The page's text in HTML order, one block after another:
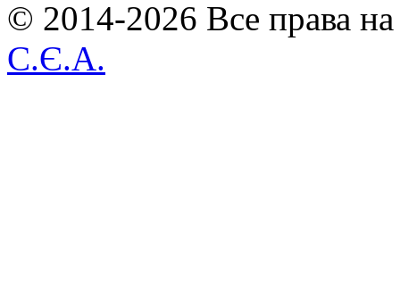
© 2014-2026 Все права
С.Є.А.